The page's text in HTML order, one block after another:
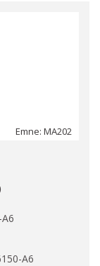
Emne: MA202
A6